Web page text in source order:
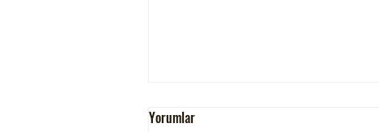
Yorumlar